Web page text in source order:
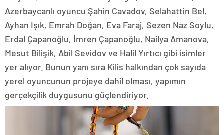
Azerbaycanlı oyuncu Şahin Cavadov, Selahattin Bel,
Ayhan Işık, Emrah Doğan, Eva Faraj, Sezen Naz Soylu,
Erdal Çapanoğlu, İmren Çapanoğlu, Nailya Amanova,
Mesut Bilişik, Abil Sevidov ve Halil Yırtıcı gibi isimler
yer alıyor. Bunun yanı sıra Kilis halkından çok sayıda
yerel oyuncunun projeye dahil olması, yapımın
gerçekçilik duygusunu güçlendiriyor.